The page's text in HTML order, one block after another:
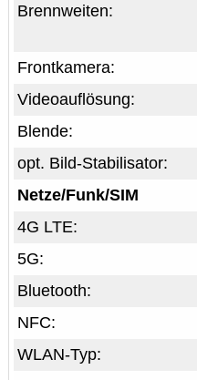
Brennweiten:
Frontkamera:
Videoauflösung:
Blende:
opt. Bild-Stabilisator:
Netze/Funk/SIM
4G LTE:
5G:
Bluetooth:
NFC:
WLAN-Typ: